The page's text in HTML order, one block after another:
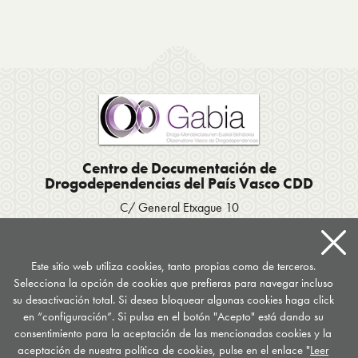
Centro de Documentación de
Drogodependencias del País Vasco CDD
C/ General Etxague 10
Apartado postal 667
documentacion@drogomedia.com
Síguenos en...
Este sitio web utiliza cookies, tanto propias como de terceros.
Selecciona la opción de cookies que prefieras para navegar incluso
su desactivación total. Si desea bloquear algunas cookies haga click
en “configuración”. Si pulsa en el botón "Acepto" está dando su
consentimiento para la aceptación de las mencionadas cookies y la
aceptación de nuestra política de cookies, pulse en el enlace "Leer